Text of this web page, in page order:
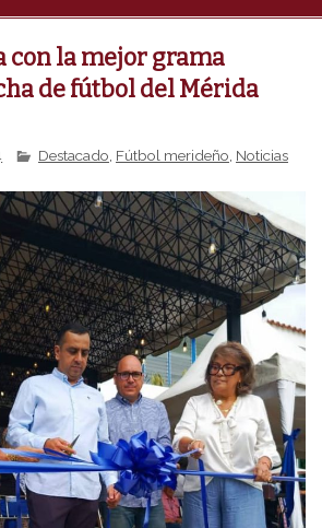
con la mejor grama
de fútbol del Mérida
Destacado Fútbol merideño Noticias